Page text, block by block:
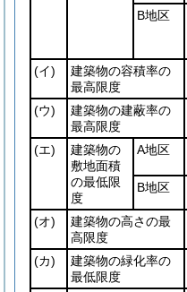
B地区
(イ)
建築物の容積率の
最高限度
(ウ)
建築物の建蔽率の
最高限度
(エ)
建築物の
敷地面積
の最低限
度
A地区
B地区
(オ)
建築物の高さの最
高限度
(カ)
建築物の緑化率の
最低限度